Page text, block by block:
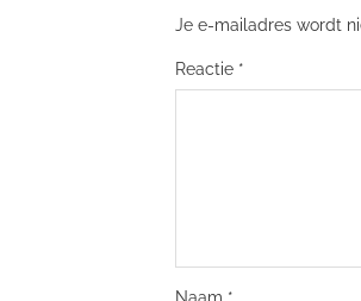
Je e-mailadres wordt
Reactie *
Naam *